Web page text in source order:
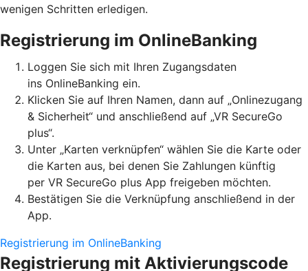
wenigen Schritten erledigen.
Registrierung im OnlineBanking
Loggen Sie sich mit Ihren Zugangsdaten
ins OnlineBanking ein.
Klicken Sie auf Ihren Namen, dann auf „Onlinezugang
& Sicherheit“ und anschließend auf „VR SecureGo
plus“.
Unter „Karten verknüpfen“ wählen Sie die Karte oder
die Karten aus, bei denen Sie Zahlungen künftig
per VR SecureGo plus App freigeben möchten.
Bestätigen Sie die Verknüpfung anschließend in der
App.
Registrierung im OnlineBanking
Registrierung mit Aktivierungscode